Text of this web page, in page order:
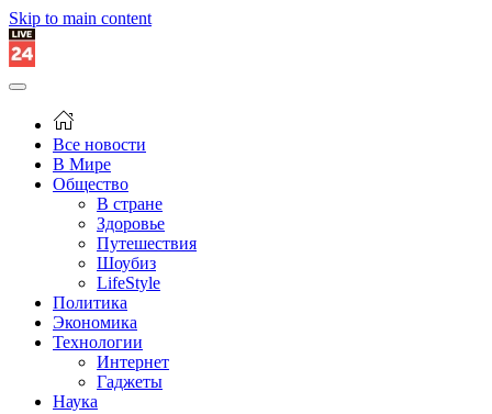
Skip to main content
Все новости
В Мире
Общество
В стране
Здоровье
Путешествия
Шоубиз
LifeStyle
Политика
Экономика
Технологии
Интернет
Гаджеты
Наука